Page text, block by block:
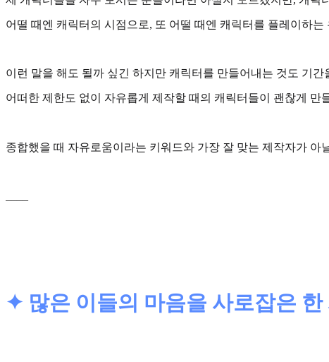
어떨 때엔 캐릭터의 시점으로, 또 어떨 때엔 캐릭터를 플레이하는
이런 말을 해도 될까 싶긴 하지만 캐릭터를 만들어내는 것도 기간
어떠한 제한도 없이 자유롭게 제작할 때의 캐릭터들이 괜찮게 만
종합했을 때 자유로움이라는 키워드와 가장 잘 맞는 제작자가 아
✦ 많은 이들의 마음을 사로잡은 한